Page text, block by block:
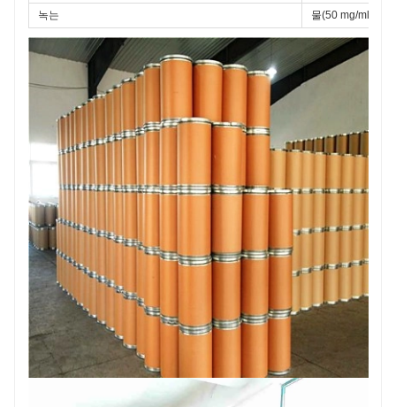
녹는
물(50 mg/ml), 클